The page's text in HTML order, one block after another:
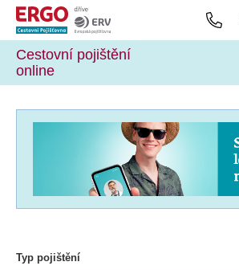
Cestovní pojištění
online
Typ pojištění